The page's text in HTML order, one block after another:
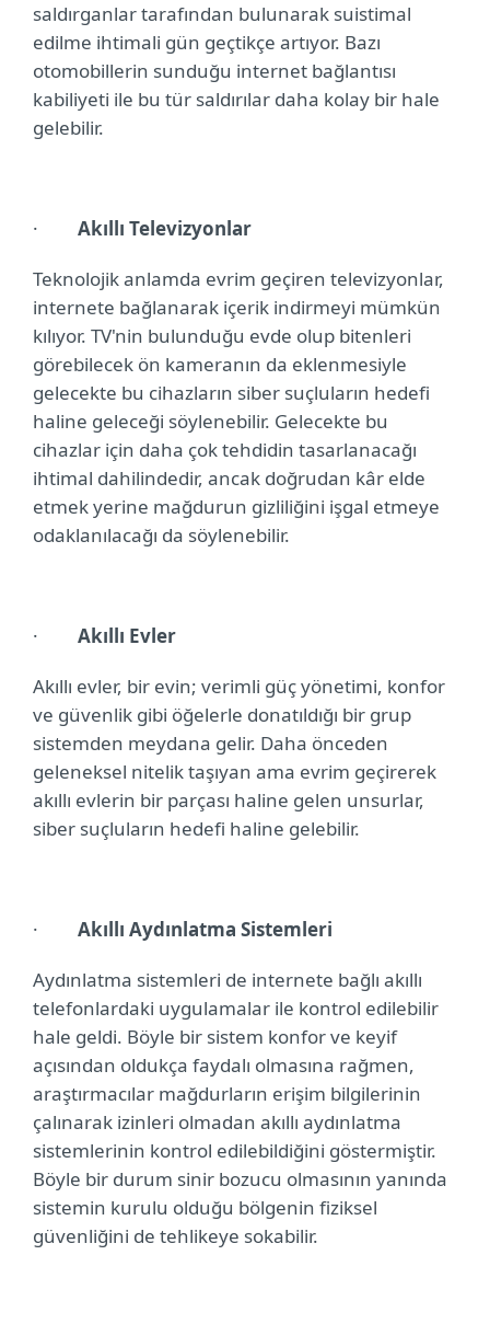
saldırganlar tarafından bulunarak suistimal
edilme ihtimali gün geçtikçe artıyor. Bazı
otomobillerin sunduğu internet bağlantısı
kabiliyeti ile bu tür saldırılar daha kolay bir hale
gelebilir.
·
Akıllı Televizyonlar
Teknolojik anlamda evrim geçiren televizyonlar,
internete bağlanarak içerik indirmeyi mümkün
kılıyor. TV'nin bulunduğu evde olup bitenleri
görebilecek ön kameranın da eklenmesiyle
gelecekte bu cihazların siber suçluların hedefi
haline geleceği söylenebilir. Gelecekte bu
cihazlar için daha çok tehdidin tasarlanacağı
ihtimal dahilindedir, ancak doğrudan kâr elde
etmek yerine mağdurun gizliliğini işgal etmeye
odaklanılacağı da söylenebilir.
·
Akıllı Evler
Akıllı evler, bir evin; verimli güç yönetimi, konfor
ve güvenlik gibi öğelerle donatıldığı bir grup
sistemden meydana gelir. Daha önceden
geleneksel nitelik taşıyan ama evrim geçirerek
akıllı evlerin bir parçası haline gelen unsurlar,
siber suçluların hedefi haline gelebilir.
·
Akıllı Aydınlatma Sistemleri
Aydınlatma sistemleri de internete bağlı akıllı
telefonlardaki uygulamalar ile kontrol edilebilir
hale geldi. Böyle bir sistem konfor ve keyif
açısından oldukça faydalı olmasına rağmen,
araştırmacılar mağdurların erişim bilgilerinin
çalınarak izinleri olmadan akıllı aydınlatma
sistemlerinin kontrol edilebildiğini göstermiştir.
Böyle bir durum sinir bozucu olmasının yanında
sistemin kurulu olduğu bölgenin fiziksel
güvenliğini de tehlikeye sokabilir.